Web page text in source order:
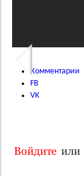
Комментарии
FB
VK
Войдите или